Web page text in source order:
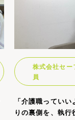
株式会社セ
員
「介護職ってい
りの裏側を、執